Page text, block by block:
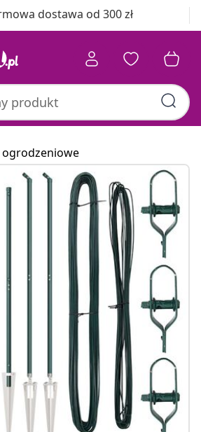
Darmowa dostawa od 300 zł
ogrodzeniowe